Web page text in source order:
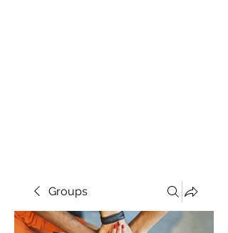
Groups